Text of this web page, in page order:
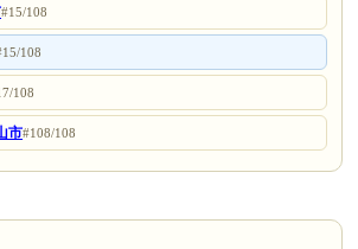
#15/108
108
108
市#108/108